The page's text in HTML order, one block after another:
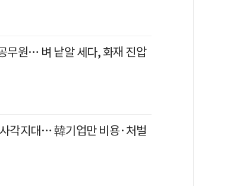
무원… 벼 낱알 세다, 화재 진압
각지대… 韓기업만 비용·처벌